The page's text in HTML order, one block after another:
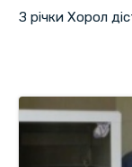
З річки Хорол